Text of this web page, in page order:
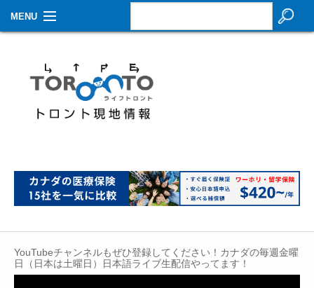
MENU
生活情報
その他
イベントカレンダー
About Us
YouTubeチャンネルもぜひ登録してください！カナダの毎週金曜
日（日本は土曜日）日本語ライブ生配信やってます！